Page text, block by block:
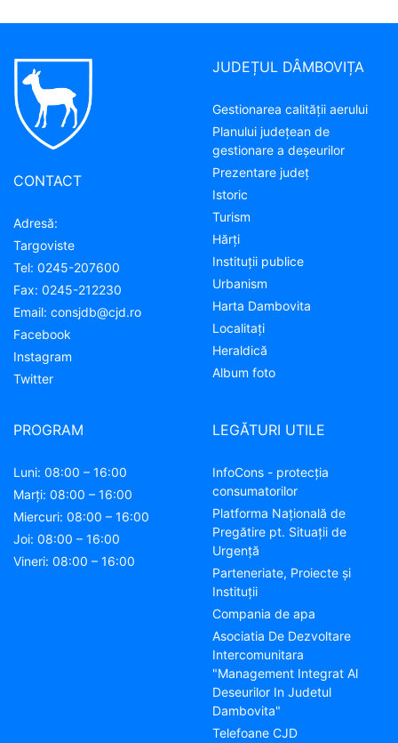
CONTACT
Adresă:
Targoviste
Tel: 0245-207600
Fax: 0245-212230
Email: consjdb@cjd.ro
Facebook
Instagram
Twitter
JUDEȚUL DÂMBOVIȚA
Gestionarea calității aerului
Planului județean de
gestionare a deșeurilor
Prezentare judeţ
Istoric
Turism
Hărţi
Instituţii publice
Urbanism
Harta Dambovita
Localitaţi
Heraldică
Album foto
LEGĂTURI UTILE
InfoCons - protecția
consumatorilor
Platforma Națională de
Pregătire pt. Situații de
Urgență
Parteneriate, Proiecte și
Instituții
Compania de apa
Asociatia De Dezvoltare
Intercomunitara
"Management Integrat Al
Deseurilor In Judetul
Dambovita"
Telefoane CJD
PROGRAM
Luni: 08:00 – 16:00
Marți: 08:00 – 16:00
Miercuri: 08:00 – 16:00
Joi: 08:00 – 16:00
Vineri: 08:00 – 16:00